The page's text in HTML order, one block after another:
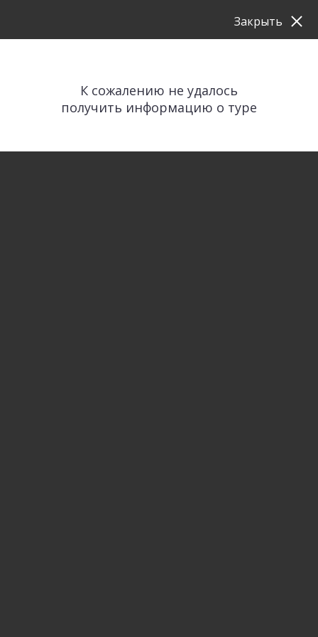
К сожалению не удалось
получить информацию о туре
Закрыть